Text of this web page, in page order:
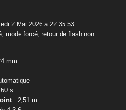
2 Mai 2026 à 22:35:53
mode forcé, retour de flash non
mm
s
: 2,51 m